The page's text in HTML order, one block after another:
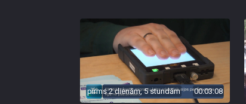
pirms 2 dienām, 5 stundām 00:03:08